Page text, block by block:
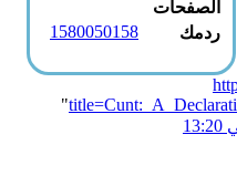
الصفحات
ردمك 1580050158
"